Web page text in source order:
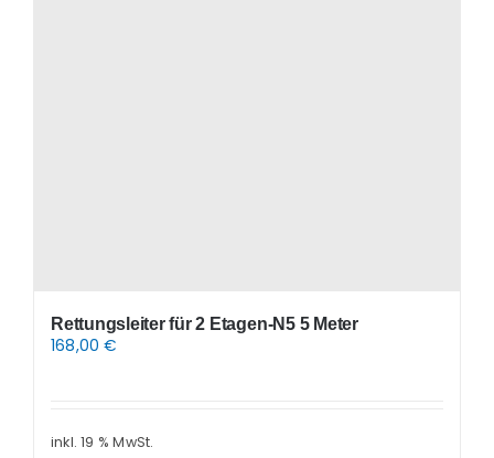
Rettungsleiter für 2 Etagen-N5 5 Meter
168,00€
inkl. 19 % MwSt.